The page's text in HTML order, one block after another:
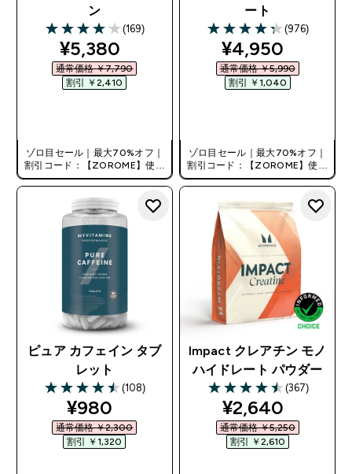
ン
4.09 out of 5 stars
(169)
discounted price
¥5,380‎
通常価格 ￥7,790‎
割引 ￥2,410‎
ゾロ目セール｜最大70%オフ｜
割引コード：【ZOROME】使用
で追加10%オフ！
ート
4.31 out of 5 stars
(976)
discounted
¥4,950‎
通常価格 ￥5,990‎
割引 ￥1,040‎
ゾロ目セール｜最大70%オフ｜
割引コード：【ZOROME】使用
で追加10%オフ！
ピュア カフェイン タブ
レット
4.47 out of 5 stars
(108)
discounted price
¥980‎
通常価格 ￥2,300‎
割引 ￥1,320‎
Impact クレアチン モノ
ハイドレート パウダー
4.48 out of 5 stars
(367)
discounted
¥2,640‎
通常価格 ￥5,250‎
割引 ￥2,610‎